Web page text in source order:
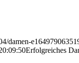
damen-
Erfolgreiches